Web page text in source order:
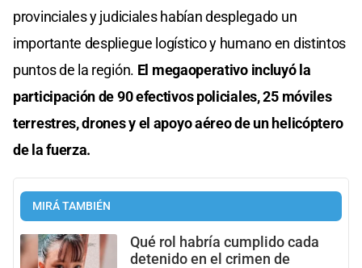
provinciales y judiciales habían desplegado un
importante despliegue logístico y humano en distintos
puntos de la región. El megaoperativo incluyó la
participación de 90 efectivos policiales, 25 móviles
terrestres, drones y el apoyo aéreo de un helicóptero
de la fuerza.
MIRÁ TAMBIÉN
Qué rol habría cumplido cada
detenido en el crimen de